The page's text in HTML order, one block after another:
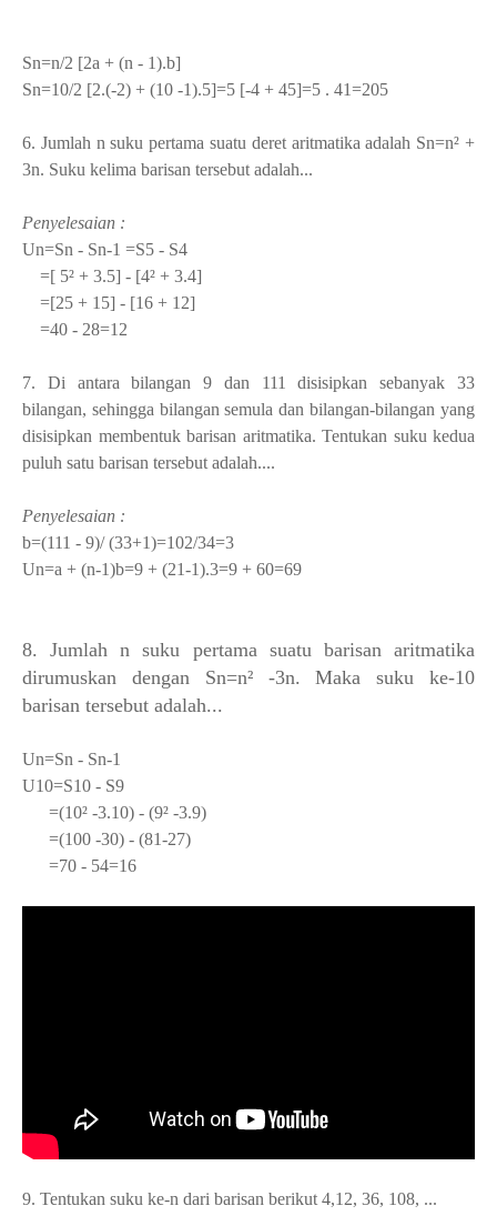
Sn=n/2 [2a + (n - 1).b]
Sn=10/2 [2.(-2) + (10 -1).5]=5 [-4 + 45]=5 . 41=205
6. Jumlah n suku pertama suatu deret aritmatika adalah Sn=n² +
3n. Suku kelima barisan tersebut adalah...
Penyelesaian :
Un=Sn - Sn-1 =S5 - S4
=[ 5² + 3.5] - [4² + 3.4]
=[25 + 15] - [16 + 12]
=40 - 28=12
7. Di antara bilangan 9 dan 111 disisipkan sebanyak 33
bilangan, sehingga bilangan semula dan bilangan-bilangan yang
disisipkan membentuk barisan aritmatika. Tentukan suku kedua
puluh satu barisan tersebut adalah....
Penyelesaian :
b=(111 - 9)/ (33+1)=102/34=3
Un=a + (n-1)b=9 + (21-1).3=9 + 60=69
8. Jumlah n suku pertama suatu barisan aritmatika
dirumuskan dengan Sn=n² -3n. Maka suku ke-10
barisan tersebut adalah...
Un=Sn - Sn-1
U10=S10 - S9
=(10² -3.10) - (9² -3.9)
=(100 -30) - (81-27)
=70 - 54=16
9. Tentukan suku ke-n dari barisan berikut 4,12, 36, 108, ...